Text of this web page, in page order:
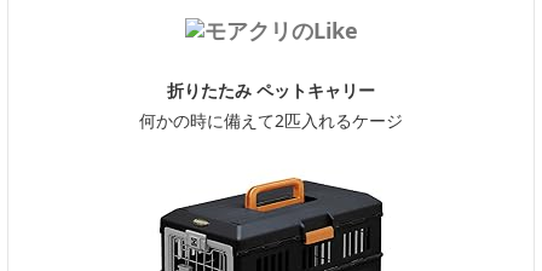
折りたたみ ペットキャリー
何かの時に備えて2匹入れるケージ